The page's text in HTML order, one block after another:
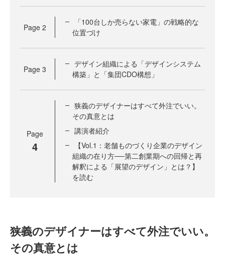
Page 2
「100台しか売らない家電」の戦略的な
位置づけ
Page 3
デザイン組織による「デザインシステム
構築」と「集団CDO構想」
Page
4
狭義のデザイナーはすべて外注でいい。
その真意とは
講演者紹介
【Vol.1：老舗ものづくり企業のデザイン
組織の在り方──第二創業期への回帰と再
解釈による「展望のデザイン」とは？】
を読む
狭義のデザイナーはすべて外注でいい。
その真意とは